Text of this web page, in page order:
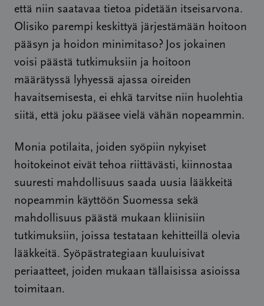
että niin saatavaa tietoa pidetään itseisarvona.
Olisiko parempi keskittyä järjestämään hoitoon
pääsyn ja hoidon minimitaso? Jos jokainen
voisi päästä tutkimuksiin ja hoitoon
määrätyssä lyhyessä ajassa oireiden
havaitsemisesta, ei ehkä tarvitse niin huolehtia
siitä, että joku pääsee vielä vähän nopeammin.
Monia potilaita, joiden syöpiin nykyiset
hoitokeinot eivät tehoa riittävästi, kiinnostaa
suuresti mahdollisuus saada uusia lääkkeitä
nopeammin käyttöön Suomessa sekä
mahdollisuus päästä mukaan kliinisiin
tutkimuksiin, joissa testataan kehitteillä olevia
lääkkeitä. Syöpästrategiaan kuuluisivat
periaatteet, joiden mukaan tällaisissa asioissa
toimitaan.